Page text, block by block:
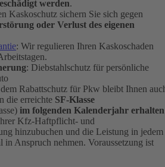
werden.
Kaskoschutz sichern Sie sich gegen
oder Verlust des eigenen
: Wir regulieren Ihren Kaskoschaden
: Diebstahlschutz für persönliche
Rabattschutz für Pkw bleibt Ihnen
die erreichte SF-Klasse
im folgenden Kalenderjahr erhalten
Kfz-Haftpflicht- und
hinzubuchen und die Leistung in jedem
in Anspruch nehmen. Voraussetzung ist